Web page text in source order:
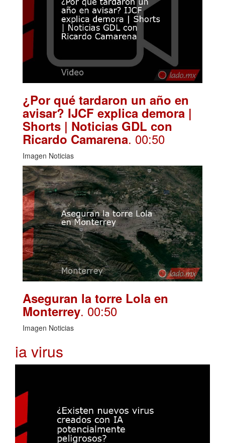
¿Por qué tardaron un año en
avisar? IJCF explica demora |
Shorts | Noticias GDL con
Ricardo Camarena. 00:50
Imagen Noticias
Aseguran la torre Lola en
Monterrey. 00:50
Imagen Noticias
ia virus